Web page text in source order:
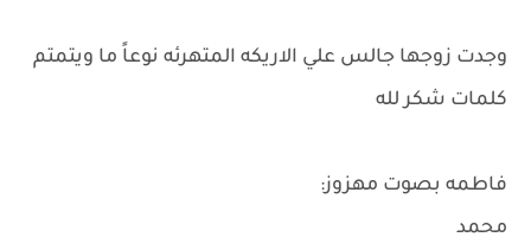
وجدت زوجها جالس علي الاريكه المتهرئه نوعاً ما ويتمتم
كلمات شكر لله
فاطمه بصوت مهزوز:
محمد